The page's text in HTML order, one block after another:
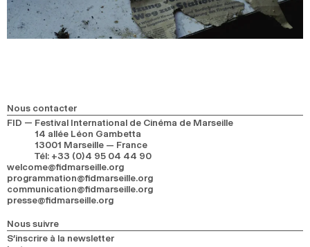
Nous contacter
FID — Festival International de Cinéma de Marseille
14 allée Léon Gambetta
13001 Marseille — France
Tél: +33 (0)4 95 04 44 90
welcome@fidmarseille.org
programmation@fidmarseille.org
communication@fidmarseille.org
presse@fidmarseille.org
Nous suivre
S’inscrire à la newsletter